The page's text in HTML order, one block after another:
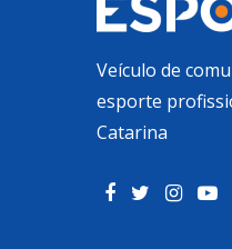
Veículo de
esporte
Catarina